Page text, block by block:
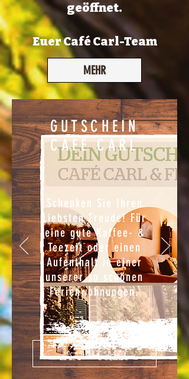
geöffnet.
Euer Café Carl-Team
MEHR
GUTSCHEIN
CAFÉ CARL
Schenken Sie Ihren
Liebsten Freude! Für
eine gute Kaffee- &
Teezeit oder einen
Aufenthalt in einer
unserer so schönen
Ferienwohnungen.
Kontakt